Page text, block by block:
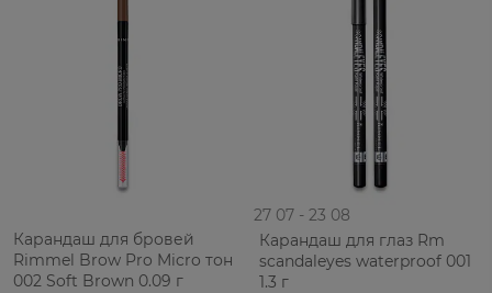
Карандаш для бровей
Rimmel Brow Pro Micro тон
002 Soft Brown 0.09 г
27 07 - 23 08
Карандаш для глаз Rm
scandaleyes waterproof 001
1.3 г